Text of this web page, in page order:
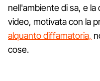
nell'ambiente di sa, e
video, motivata con la
alquanto diffamatoria,
cose.